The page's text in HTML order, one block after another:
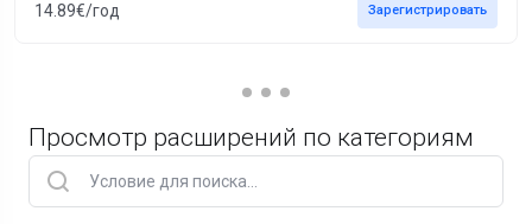
14.89€/год Зарегистрировать
Просмотр расширений по категориям